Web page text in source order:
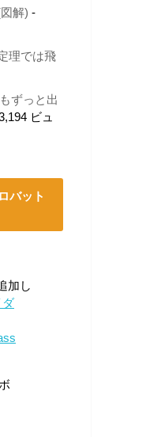
解) -
理では飛
ずっと出
ビュ
バット
加し
ダ